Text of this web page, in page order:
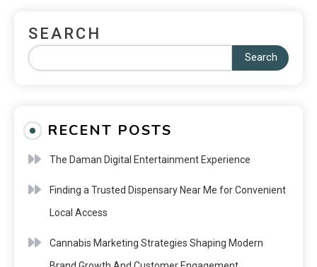
SEARCH
Search
RECENT POSTS
The Daman Digital Entertainment Experience
Finding a Trusted Dispensary Near Me for Convenient
Local Access
Cannabis Marketing Strategies Shaping Modern